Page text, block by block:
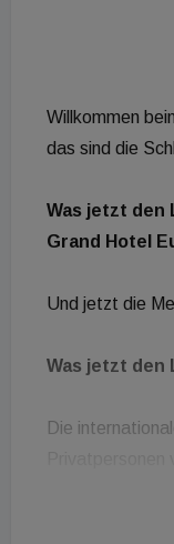
Willkommen
das sind die
Was jetzt den
Grand Hotel
Und jetzt die
Was jetzt den
Die